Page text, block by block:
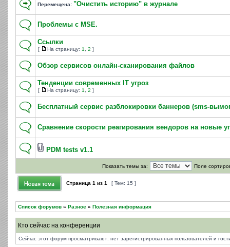
Перемещена: "Очистить историю" в журнале
Проблемы с MSE.
Ссылки
[ На страницу: 1 2 ]
Обзор сервисов онлайн-сканирования файлов
Тенденции современных IT угроз
[ На страницу: 1 2 ]
Бесплатный сервис разблокировки баннеров (sms-
Сравнение скорости реагирования вендоров на новые
PDM tests v1.1
Показать темы за: Поле
Страница 1 из 1 [ Тем: 15 ]
Список форумов » Разное » Полезная информация
Кто сейчас на конференции
Сейчас этот форум просматривают: нет зарегистрированных пользователей и